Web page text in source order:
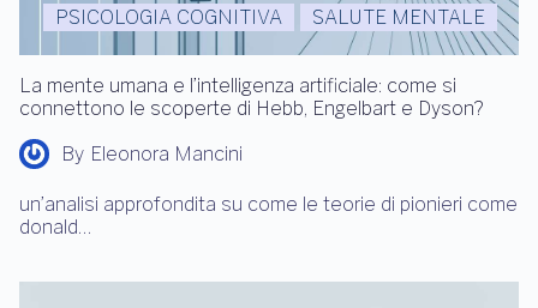
PSICOLOGIA COGNITIVA SALUTE MENTALE
La mente umana e l’intelligenza artificiale: come si
connettono le scoperte di Hebb, Engelbart e Dyson?
By Eleonora Mancini
un’analisi approfondita su come le teorie di pionieri come
donald…